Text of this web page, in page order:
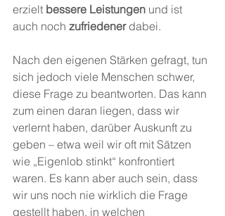
erzielt bessere Leistungen und ist
auch noch zufriedener dabei.
Nach den eigenen Stärken gefragt, tun
sich jedoch viele Menschen schwer,
diese Frage zu beantworten. Das kann
zum einen daran liegen, dass wir
verlernt haben, darüber Auskunft zu
geben – etwa weil wir oft mit Sätzen
wie „Eigenlob stinkt“ konfrontiert
waren. Es kann aber auch sein, dass
wir uns noch nie wirklich die Frage
gestellt haben, in welchen